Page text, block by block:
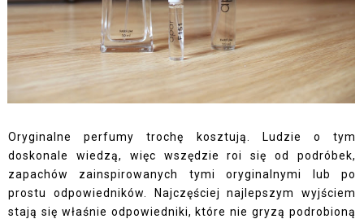
Oryginalne perfumy trochę kosztują. Ludzie o tym
doskonale wiedzą, więc wszędzie roi się od podróbek,
zapachów zainspirowanych tymi oryginalnymi lub po
prostu odpowiedników. Najczęściej najlepszym wyjściem
stają się właśnie odpowiedniki, które nie gryzą podrobioną